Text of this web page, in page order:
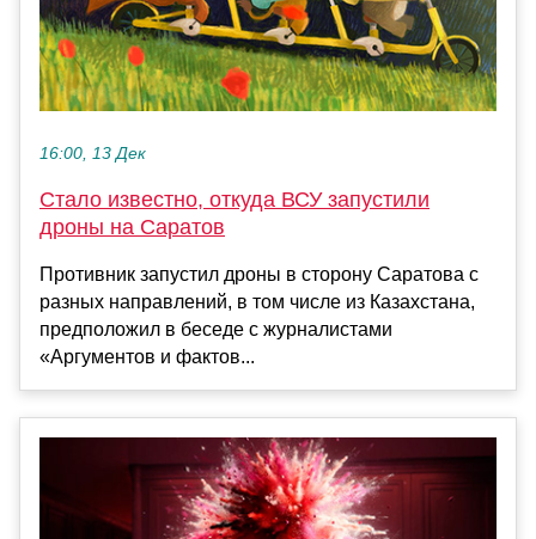
16:00, 13 Дек
Стало известно, откуда ВСУ запустили
дроны на Саратов
Противник запустил дроны в сторону Саратова с
разных направлений, в том числе из Казахстана,
предположил в беседе с журналистами
«Аргументов и фактов...